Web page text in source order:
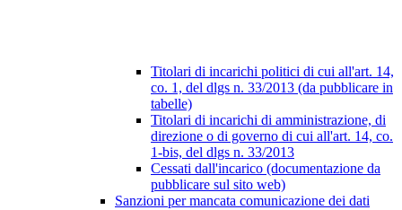
Titolari di incarichi politici di cui all'art. 14,
co. 1, del dlgs n. 33/2013 (da pubblicare in
tabelle)
Titolari di incarichi di amministrazione, di
direzione o di governo di cui all'art. 14, co.
1-bis, del dlgs n. 33/2013
Cessati dall'incarico (documentazione da
pubblicare sul sito web)
Sanzioni per mancata comunicazione dei dati